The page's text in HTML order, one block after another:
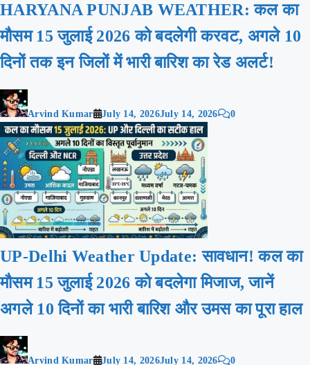
HARYANA PUNJAB WEATHER: कल का
मौसम 15 जुलाई 2026 को बदलेगी करवट, अगले 10
दिनों तक इन जिलों में भारी बारिश का रेड अलर्ट!
Arvind Kumar July 14, 2026July 14, 2026 0
UP-Delhi Weather Update: सावधान! कल का
मौसम 15 जुलाई 2026 को बदलेगा मिजाज, जानें
अगले 10 दिनों का भारी बारिश और उमस का पूरा हाल
Arvind Kumar July 14, 2026July 14, 2026 0